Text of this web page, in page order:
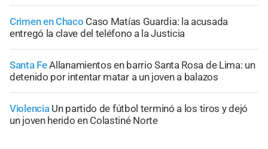
Crimen en Chaco Caso Matías Guardia: la acusada
entregó la clave del teléfono a la Justicia
Santa FeAllanamientos en barrio Santa Rosa de Lima: un
detenido por intentar matar a un joven a balazos
Violencia Un partido de fútbol terminó a los tiros y dejó
un joven herido en Colastiné Norte